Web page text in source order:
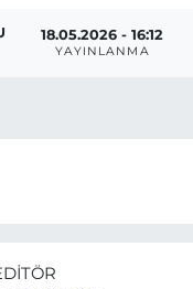
18.05.2026 - 16:12
YAYINLANMA